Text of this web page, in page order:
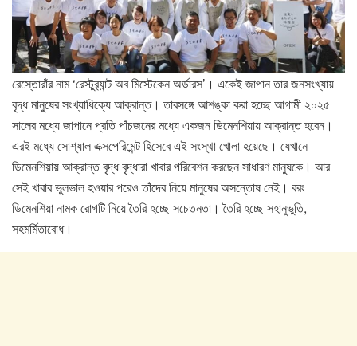
রেস্তোরাঁর নাম ‘রেস্টুর‍্যান্ট অব মিস্টেকেন অর্ডারস’। একেই জাপান তার জনসংখ্যায়
বৃদ্ধ মানুষের সংখ্যাধিক্যে আক্রান্ত। তারসঙ্গে আশঙ্কা করা হচ্ছে আগামী ২০২৫
সালের মধ্যে জাপানে প্রতি পাঁচজনের মধ্যে একজন ডিমেনশিয়ায় আক্রান্ত হবেন।
এরই মধ্যে সোশ্যাল এক্সপেরিমেন্ট হিসেবে এই সংস্থা খোলা হয়েছে। যেখানে
ডিমেনশিয়ায় আক্রান্ত বৃদ্ধ বৃদ্ধারা খাবার পরিবেশন করছেন সাধারণ মানুষকে। আর
সেই খাবার ভুলভাল হওয়ার পরেও তাঁদের নিয়ে মানুষের অসন্তোষ নেই। বরং
ডিমেনশিয়া নামক রোগটি নিয়ে তৈরি হচ্ছে সচেতনতা। তৈরি হচ্ছে সহানুভুতি,
সহমর্মিতাবোধ।